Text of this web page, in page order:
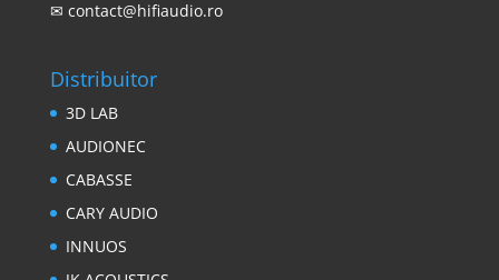
✉ contact@hifiaudio.ro
Distribuitor
3D LAB
AUDIONEC
CABASSE
CARY AUDIO
INNUOS